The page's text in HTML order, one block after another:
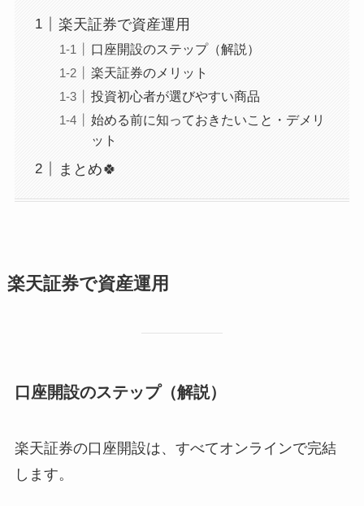
楽天証券で資産運用
口座開設のステップ（解説）
楽天証券のメリット
投資初心者が選びやすい商品
始める前に知っておきたいこと・デメリ
ット
まとめ🍀
楽天証券で資産運用
口座開設のステップ（解説）
楽天証券の口座開設は、すべてオンラインで完結
します。